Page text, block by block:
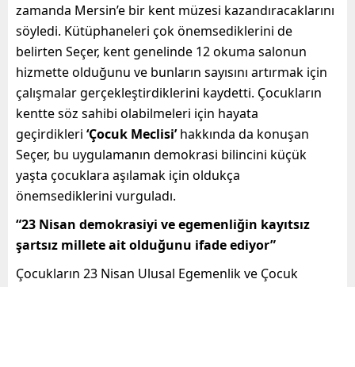
zamanda Mersin’e bir kent müzesi kazandıracaklarını
söyledi. Kütüphaneleri çok önemsediklerini de
belirten Seçer, kent genelinde 12 okuma salonun
hizmette olduğunu ve bunların sayısını artırmak için
çalışmalar gerçekleştirdiklerini kaydetti. Çocukların
kentte söz sahibi olabilmeleri için hayata
geçirdikleri ‘Çocuk Meclisi’hakkında da konuşan
Seçer, bu uygulamanın demokrasi bilincini küçük
yaşta çocuklara aşılamak için oldukça
önemsediklerini vurguladı.
“23 Nisan demokrasiyi ve egemenliğin kayıtsız
şartsız millete ait olduğunu ifade ediyor”
Çocukların 23 Nisan Ulusal Egemenlik ve Çocuk